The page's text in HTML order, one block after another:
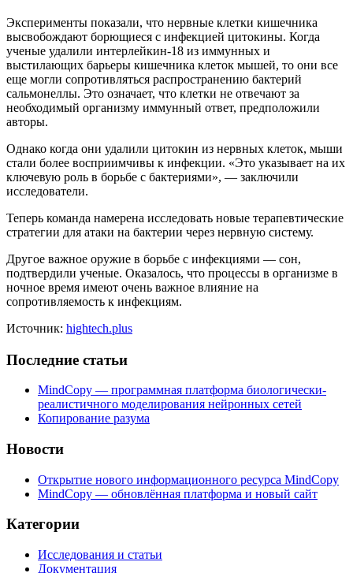
Эксперименты показали, что нервные клетки кишечника
высвобождают борющиеся с инфекцией цитокины. Когда
ученые удалили интерлейкин-18 из иммунных и
выстилающих барьеры кишечника клеток мышей, то они все
еще могли сопротивляться распространению бактерий
сальмонеллы. Это означает, что клетки не отвечают за
необходимый организму иммунный ответ, предположили
авторы.
Однако когда они удалили цитокин из нервных клеток, мыши
стали более восприимчивы к инфекции. «Это указывает на их
ключевую роль в борьбе с бактериями», — заключили
исследователи.
Теперь команда намерена исследовать новые терапевтические
стратегии для атаки на бактерии через нервную систему.
Другое важное оружие в борьбе с инфекциями — сон,
подтвердили ученые. Оказалось, что процессы в организме в
ночное время имеют очень важное влияние на
сопротивляемость к инфекциям.
Источник: hightech.plus
Последние статьи
MindCopy — программная платформа биологически-
реалистичного моделирования нейронных сетей
Копирование разума
Новости
Открытие нового информационного ресурса MindCopy
MindCopy — обновлённая платформа и новый сайт
Категории
Исследования и статьи
Документация